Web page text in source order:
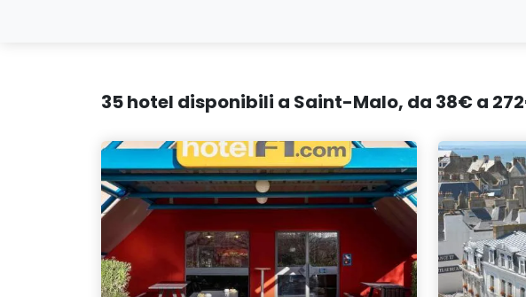
35 hotel disponibili a Saint-Malo, da 38€ a